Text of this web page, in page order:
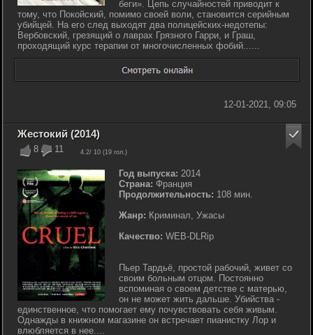
беги». Цепь случайностей приводит к
тому, что Покойский, помимо своей воли, становится серийным
убийцей. На его след выходят два полицейских-недотепы:
Вербовский, грезящий о лаврах Грязного Гарри, и Граш,
проходящий курс терапии от многочисленных фобий......
12-01-2021, 09:05
8 11 4.2/ 10 (19 гол.)
Жестокий (2014)
Год выпуска: 2014
Страна: Франция
Продолжительность: 108 мин.
Жанр: Криминал, Ужасы
Качество: WEB-DLRip
Пьер Тардьё, простой рабочий, живет со
своим больным отцом. Постоянно
вспоминая о своем детстве с матерью,
он не может жить дальше. Убийства -
единственное, что помогает ему почувствовать себя живым.
Однажды в книжном магазине он встречает пианистку Лор и
влюбляется в нее....